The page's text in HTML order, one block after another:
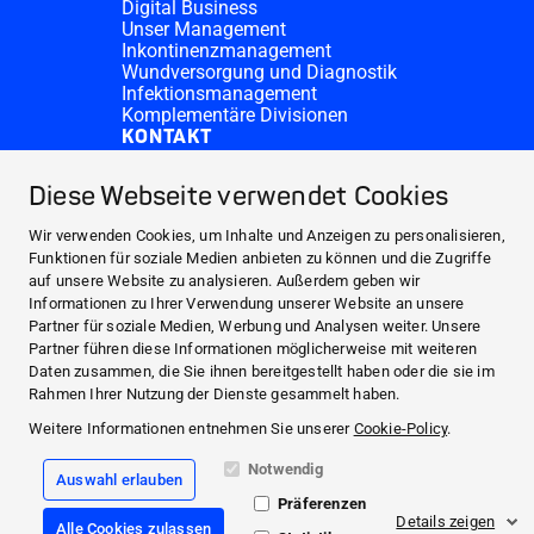
Diese Webseite verwendet Cookies
Wir verwenden Cookies, um Inhalte und Anzeigen zu personalisieren,
Funktionen für soziale Medien anbieten zu können und die Zugriffe
auf unsere Website zu analysieren. Außerdem geben wir
Informationen zu Ihrer Verwendung unserer Website an unsere
Partner für soziale Medien, Werbung und Analysen weiter. Unsere
Partner führen diese Informationen möglicherweise mit weiteren
Daten zusammen, die Sie ihnen bereitgestellt haben oder die sie im
Rahmen Ihrer Nutzung der Dienste gesammelt haben.
Weitere Informationen entnehmen Sie unserer Cookie-Policy.
Auswahl erlauben
Alle Cookies zulassen
Notwendig
Präferenzen
Details zeigen
Digital Business
Unser Management
Inkontinenzmanagement
Wundversorgung und Diagnostik
Infektionsmanagement
Komplementäre Divisionen
KONTAKT
Investor Relations
Spendenanfragen
HARTMANN-Standorte
WEBSITES
NEWS UND PRESSE
INVESTOR RELATIONS
ÜBER UNS
KONTAKT
Facebook
Compliance